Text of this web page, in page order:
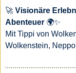
🚀 Visionäre
Abenteuer 🌍✨
Mit Tippi von
Wolkenstein,